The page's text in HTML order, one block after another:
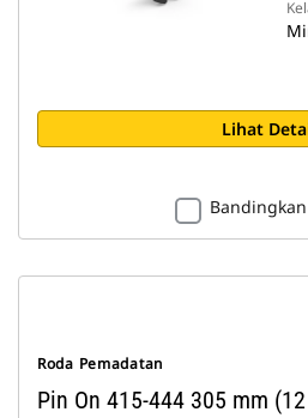
Lihat
Roda Pemadatan
Pin On 415-444 305 mm